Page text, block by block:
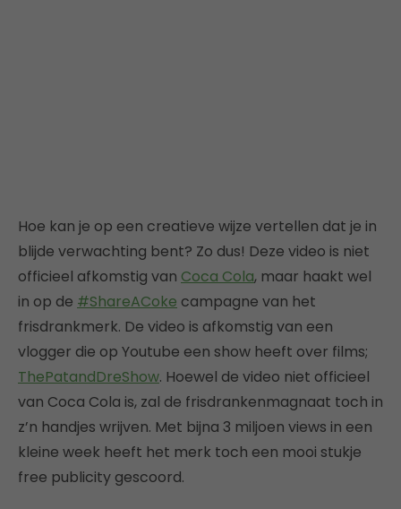
Hoe kan je op een creatieve wijze vertellen dat je in
blijde verwachting bent? Zo dus! Deze video is niet
officieel afkomstig van Coca Cola, maar haakt wel
in op de #ShareACoke campagne van het
frisdrankmerk. De video is afkomstig van een
vlogger die op Youtube een show heeft over films;
ThePatandDreShow. Hoewel de video niet officieel
van Coca Cola is, zal de frisdrankenmagnaat toch in
z’n handjes wrijven. Met bijna 3 miljoen views in een
kleine week heeft het merk toch een mooi stukje
free publicity gescoord.